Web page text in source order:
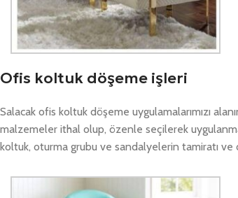
Ofis koltuk döşeme işleri
Salacak ofis koltuk döşeme uygulamalarımızı
malzemeler ithal olup, özenle seçilerek
koltuk, oturma grubu ve sandalyelerin tamiratı